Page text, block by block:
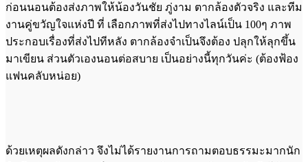
ก่อนนอนต้องส่งภาพให้น้องวันชัย ภู่งาม ตากล้องตัวจริง และทีม
งานคู่ขวัญใจแห่งปี ที่ เลือกภาพที่ส่งไปทางไลน์เป็น 100ๆ ภาพ
ประกอบเรื่องที่ส่งไปทีหลัง ตากล้องจำเป็นจึงต้อง ปลุกให้ลุกขึ้น
มาเขียน ส่วนตัวเองนอนต่อสบาย เป็นอย่างนี้ทุกวันค่ะ (ต้องฟ้อง
แฟนคลับหน่อย)
ด้วยเหตุผลดังกล่าว จึงไม่ได้รายงานการถามตอบธรรมะมากนัก